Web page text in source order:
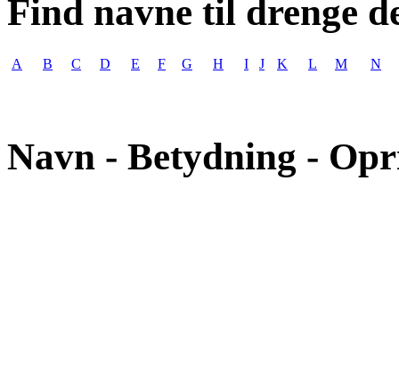
Find navne til drenge
A B C D E F G H I J K L M N
Navn - Betydning -